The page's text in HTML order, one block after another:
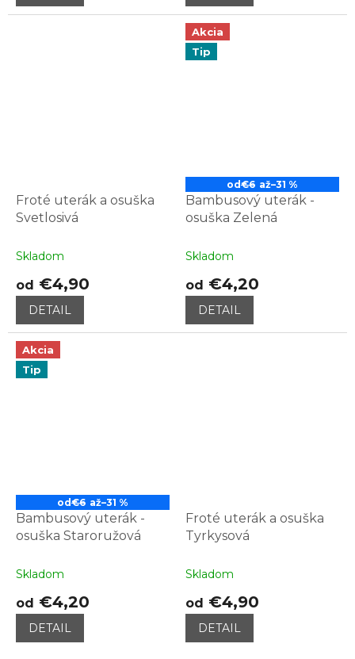
Froté uterák a osuška
Svetlosivá
Skladom
od €4,90
DETAIL
Akcia
Tip
od€6 až–31 %
Bambusový uterák -
osuška Zelená
Skladom
od €4,20
DETAIL
Akcia
Tip
od€6 až–31 %
Bambusový uterák -
osuška Staroružová
Skladom
od €4,20
DETAIL
Froté uterák a osuška
Tyrkysová
Skladom
od €4,90
DETAIL